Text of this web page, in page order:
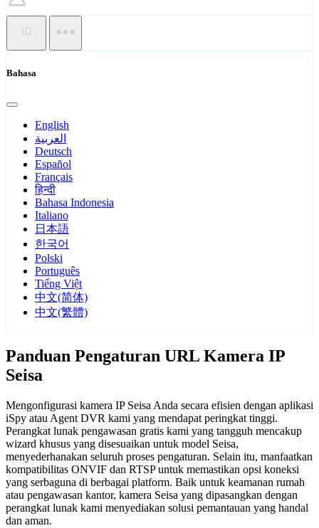
ID
Bahasa
English
العربية
Deutsch
Español
Français
हिन्दी
Bahasa Indonesia
Italiano
日本語
한국어
Polski
Português
Tiếng Việt
中文(简体)
中文(繁體)
Panduan Pengaturan URL Kamera IP
Seisa
Mengonfigurasi kamera IP Seisa Anda secara efisien dengan aplikasi
iSpy atau Agent DVR kami yang mendapat peringkat tinggi.
Perangkat lunak pengawasan gratis kami yang tangguh mencakup
wizard khusus yang disesuaikan untuk model Seisa,
menyederhanakan seluruh proses pengaturan. Selain itu, manfaatkan
kompatibilitas ONVIF dan RTSP untuk memastikan opsi koneksi
yang serbaguna di berbagai platform. Baik untuk keamanan rumah
atau pengawasan kantor, kamera Seisa yang dipasangkan dengan
perangkat lunak kami menyediakan solusi pemantauan yang handal
dan aman.